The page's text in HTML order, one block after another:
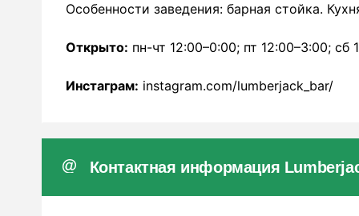
Особенности заведения: барная стойка.
Открыто: пн-чт 12:00–0:00; пт 12:00–3:00; сб
Инстаграм: instagram.com/lumberjack_bar/
Контактная информация